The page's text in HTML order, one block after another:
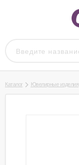
Каталог Ювелирные изделия